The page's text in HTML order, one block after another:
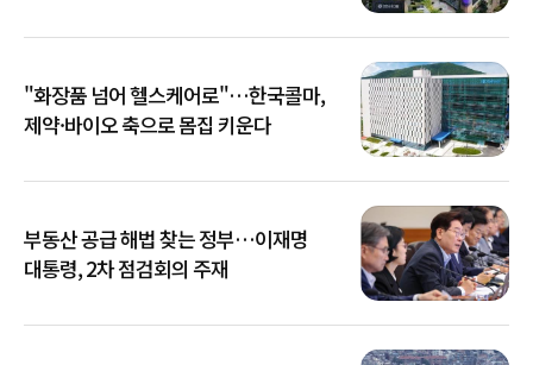
"화장품 넘어 헬스케어로"…한국콜마,
제약·바이오 축으로 몸집 키운다
부동산 공급 해법 찾는 정부…이재명
대통령, 2차 점검회의 주재